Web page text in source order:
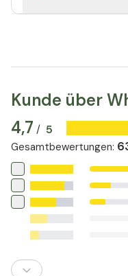
Kunde über
4,7 / 5
Gesamtbewertungen: